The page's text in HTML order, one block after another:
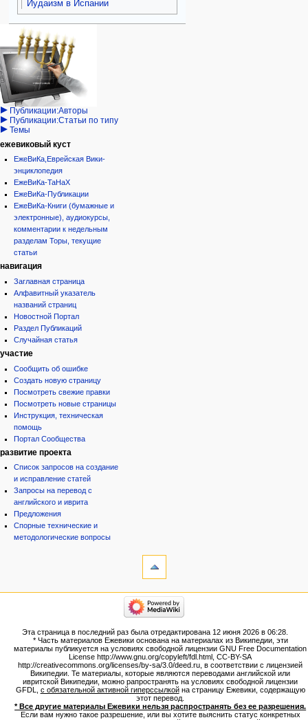
Иудаизм в Испании
Навигация
персональные инструменты
войти
запрос
учётной
записи
категории
Израиль:Страна и
государство
Иудаизм
Народ
Проекты
Проекты/Участники/
дополнения
Публикации:Авторы
Публикации:Статьи по типу
Темы
ежевиковый куст
ЕжеВиКа,Еврейская Вики-
энциклопедия
ЕжеВиКа-ТаНаХ
ЕжеВиКа-Публикации
ЕжеВиКа-Книги (бумажные и
электронные), аудиокурсы,
комментарии к недельным
разделам Торы, текущие
статьи
навигация
Заглавная страница
Алфавитный указатель
названий страниц
Новостной Портал
Раздел Публикаций
Случайная статья
участие
Сообщить об ошибке
Создать новую страницу
Посмотреть свежие правки
Посмотреть новые страницы
Инструкция, техническая
помощь
Портал Сообщества
развитие проекта
Список запросов на создание
и исправление статей
Запросы на перевод с
английского и иврита
Предложения
Спорные технические и
методологические вопросы
Версия
для
Постоянная
ссылка
Сведения
о странице
категории
Народ
Проекты
Проекты/Участники/
дополнения
Публикации:Авторы
Публикации:Статьи по типу
Темы
ежевиковый куст
Эта страница в последний раз была отредактирована 12 июня 2026 в 06:28.
* Часть материалов Ежевики основана на материалах из Википедии, эти
материалы публикуется на условиях свободной лицензии GNU Free Documentation
License http://www.gnu.org/copyleft/fdl.html, CC-BY-SA
http://creativecommons.org/licenses/by-sa/3.0/deed.ru, в соответствии с лицензией
Википедии. Те материалы, которые являются переводами английской или
ивритской Википедии, можно рапространять на условиях свободной лицензии
GFDL, с обязательной активной гиперссылкойна страницу Ежевики, содержащую
этот перевод.
* Все другие материалы Ежевики нельзя распространять без ее разрешения.
Если вам нужно такое разрешение, или вы хотите выяснить статус конкретных